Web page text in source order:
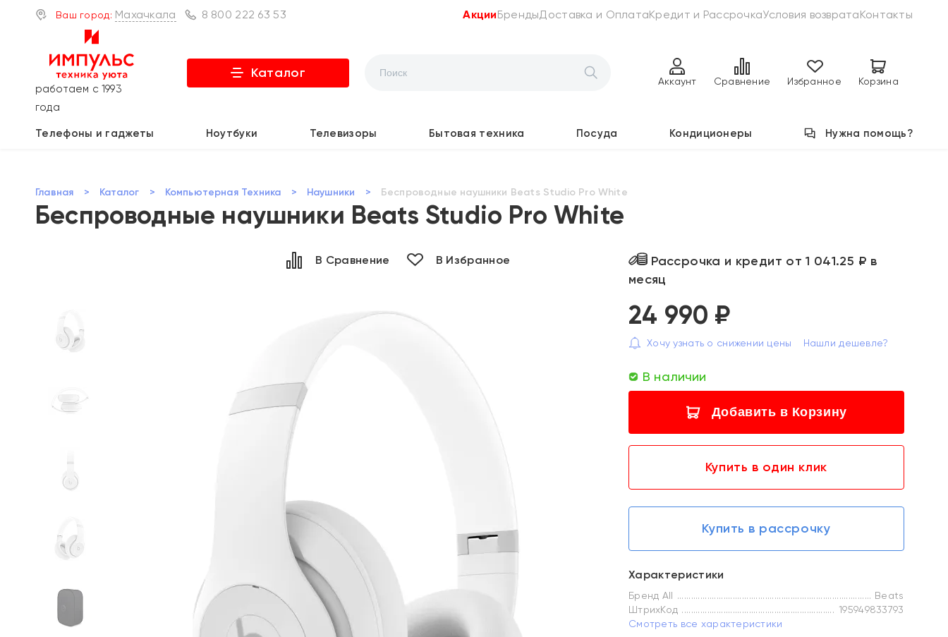
Ваш город: Махачкала 8 800 222 63 53 АкцииБрендыДоставка и ОплатаКредит и РассрочкаУсловия возвратаКонтакты
работаем с 1993
года
Каталог
Аккаунт Сравнение Избранное Корзина
Телефоны и гаджеты Ноутбуки Телевизоры Бытовая техника Посуда Кондиционеры Нужна помощь?
Главная > Каталог > Компьютерная Техника > Наушники > Беспроводные наушники Beats Studio Pro White
Беспроводные наушники Beats Studio Pro White
В Сравнение В Избранное
Рассрочка и кредит от 1 041.25 ₽ в
месяц
24 990 ₽
Хочу узнать о снижении цены Нашли дешевле?
В наличии
Добавить в Корзину
Купить в один клик
Купить в рассрочку
Характеристики
Бренд All
Beats
ШтрихКод
195949833793
Смотреть все характеристики